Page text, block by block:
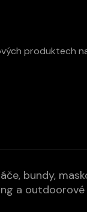
produktech
bundy,
a